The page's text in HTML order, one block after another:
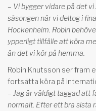
– Vi bygger vidare på det
säsongen när vi deltog i
Hockenheim. Robin
ypperligt tillfälle att köra
än det vi kör på hemma.
Robin Knutsson ser fram
fortsätta köra på
– Jag är väldigt taggad att
normalt. Efter ett bra sista